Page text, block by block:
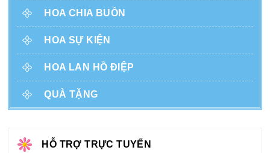
HOA CHIA BUỒN
HOA SỰ KIỆN
HOA LAN HỒ ĐIỆP
QUÀ TẶNG
HỖ TRỢ TRỰC TUYẾN